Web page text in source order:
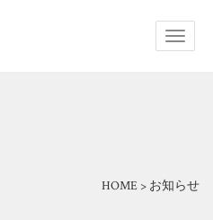
HOME > お知らせ